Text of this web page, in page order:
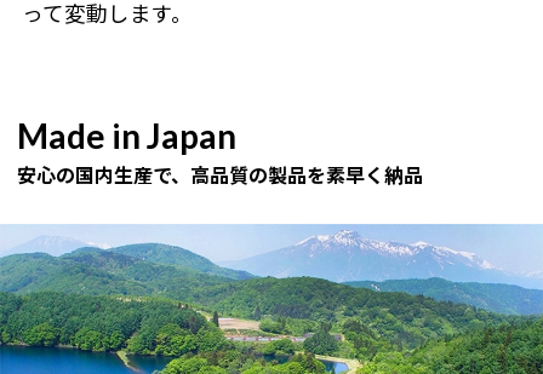
って変動します。
Made in Japan
安心の国内生産で、高品質の製品を素早く納品